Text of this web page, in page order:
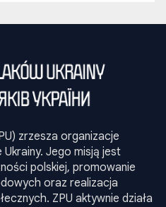
zrzesza organizacje
Jego misją jest
polskiej, promowanie
oraz realizacja
ZPU aktywnie działa